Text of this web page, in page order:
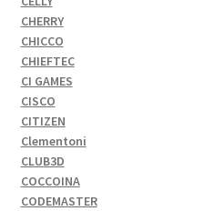
CHERRY
CHICCO
CHIEFTEC
CI GAMES
CISCO
CITIZEN
Clementoni
CLUB3D
COCCOINA
CODEMASTER